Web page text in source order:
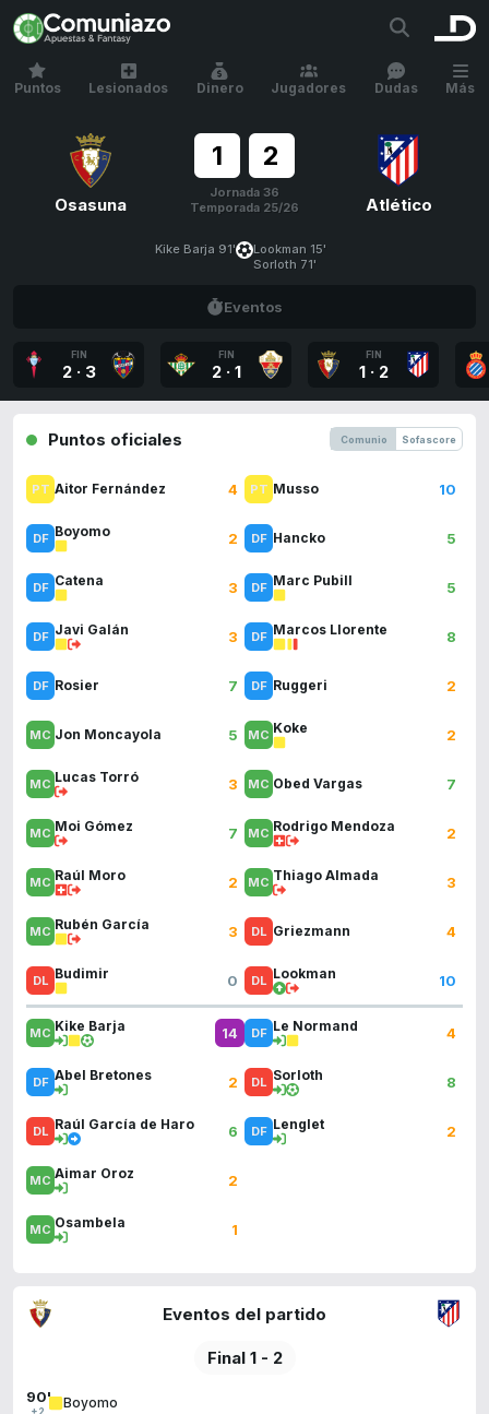
Puntos Lesionados Dinero Jugadores Dudas Más
Osasuna
1 2
Jornada 36
Temporada 25/26
Atlético
Kike Barja 91'
Lookman 15'
Sorloth 71'
Eventos
FIN
2 · 3
FIN
2 · 1
FIN
1 · 2
Puntos oficiales Comunio Sofascore
Aitor Fernández 4
Boyomo 2
Catena 3
Javi Galán 3
Rosier 7
Jon Moncayola 5
Lucas Torró 3
Moi Gómez 7
Raúl Moro 2
Rubén García 3
Budimir 0
Kike Barja 14
Abel Bretones 2
Raúl García de Haro 6
Aimar Oroz 2
Osambela 1
Musso 10
Hancko 5
Marc Pubill 5
Marcos Llorente 8
Ruggeri 2
Koke 2
Obed Vargas 7
Rodrigo Mendoza 2
Thiago Almada 3
Griezmann 4
Lookman 10
Le Normand 4
Sorloth 8
Lenglet 2
Eventos del partido
Final 1 - 2
90'
+2
Boyomo